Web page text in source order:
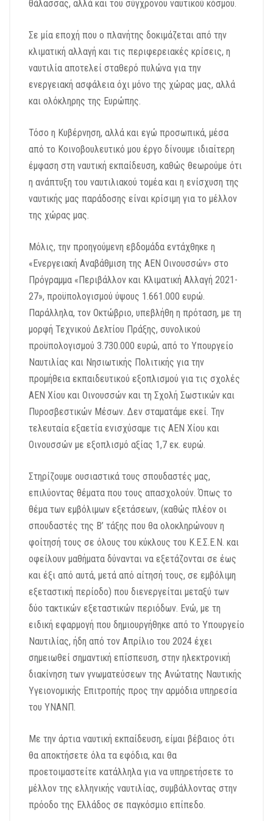
θάλασσας, αλλά και του σύγχρονου ναυτικού κόσμου.
Σε μία εποχή που ο πλανήτης δοκιμάζεται από την
κλιματική αλλαγή και τις περιφερειακές κρίσεις, η
ναυτιλία αποτελεί σταθερό πυλώνα για την
ενεργειακή ασφάλεια όχι μόνο της χώρας μας, αλλά
και ολόκληρης της Ευρώπης.
Τόσο η Κυβέρνηση, αλλά και εγώ προσωπικά, μέσα
από το Κοινοβουλευτικό μου έργο δίνουμε ιδιαίτερη
έμφαση στη ναυτική εκπαίδευση, καθώς θεωρούμε ότι
η ανάπτυξη του ναυτιλιακού τομέα και η ενίσχυση της
ναυτικής μας παράδοσης είναι κρίσιμη για το μέλλον
της χώρας μας.
Μόλις, την προηγούμενη εβδομάδα εντάχθηκε η
«Ενεργειακή Αναβάθμιση της ΑΕΝ Οινουσσών» στο
Πρόγραμμα «Περιβάλλον και Κλιματική Αλλαγή 2021-
27», προϋπολογισμού ύψους 1.661.000 ευρώ.
Παράλληλα, τον Οκτώβριο, υπεβλήθη η πρόταση, με τη
μορφή Τεχνικού Δελτίου Πράξης, συνολικού
προϋπολογισμού 3.730.000 ευρώ, από το Υπουργείο
Ναυτιλίας και Νησιωτικής Πολιτικής για την
προμήθεια εκπαιδευτικού εξοπλισμού για τις σχολές
ΑΕΝ Χίου και Οινουσσών και τη Σχολή Σωστικών και
Πυροσβεστικών Μέσων. Δεν σταματάμε εκεί. Την
τελευταία εξαετία ενισχύσαμε τις ΑΕΝ Χίου και
Οινουσσών με εξοπλισμό αξίας 1,7 εκ. ευρώ.
Στηρίζουμε ουσιαστικά τους σπουδαστές μας,
επιλύοντας θέματα που τους απασχολούν. Όπως το
θέμα των εμβόλιμων εξετάσεων, (καθώς πλέον οι
σπουδαστές της Β’ τάξης που θα ολοκληρώνουν η
φοίτησή τους σε όλους του κύκλους του Κ.Ε.Σ.Ε.Ν. και
οφείλουν μαθήματα δύνανται να εξετάζονται σε έως
και έξι από αυτά, μετά από αίτησή τους, σε εμβόλιμη
εξεταστική περίοδο) που διενεργείται μεταξύ των
δύο τακτικών εξεταστικών περιόδων. Ενώ, με τη
ειδική εφαρμογή που δημιουργήθηκε από το Υπουργείο
Ναυτιλίας, ήδη από τον Απρίλιο του 2024 έχει
σημειωθεί σημαντική επίσπευση, στην ηλεκτρονική
διακίνηση των γνωματεύσεων της Ανώτατης Ναυτικής
Υγειονομικής Επιτροπής προς την αρμόδια υπηρεσία
του ΥΝΑΝΠ.
Με την άρτια ναυτική εκπαίδευση, είμαι βέβαιος ότι
θα αποκτήσετε όλα τα εφόδια, και θα
προετοιμαστείτε κατάλληλα για να υπηρετήσετε το
μέλλον της ελληνικής ναυτιλίας, συμβάλλοντας στην
πρόοδο της Ελλάδος σε παγκόσμιο επίπεδο.